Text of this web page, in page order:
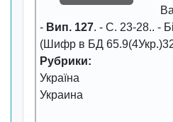
- Вип. 127. - С. 23-28.. -
(Шифр в БД
Рубрики:
Україна
Украина